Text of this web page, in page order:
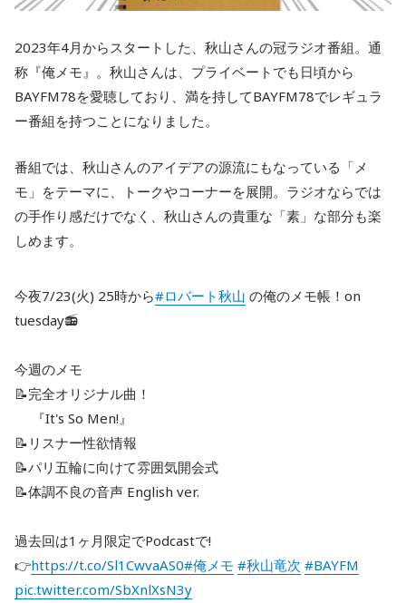
2023年4月からスタートした、秋山さんの冠ラジオ番組。通
称『俺メモ』。秋山さんは、プライベートでも日頃から
BAYFM78を愛聴しており、満を持してBAYFM78でレギュラ
ー番組を持つことになりました。
番組では、秋山さんのアイデアの源流にもなっている「メ
モ」をテーマに、トークやコーナーを展開。ラジオならでは
の手作り感だけでなく、秋山さんの貴重な「素」な部分も楽
しめます。
今夜7/23(火) 25時から#ロバート秋山 の俺のメモ帳！on
tuesday📻
今週のメモ
📝完全オリジナル曲！
『It's So Men!』
📝リスナー性欲情報
📝パリ五輪に向けて雰囲気開会式
📝体調不良の音声 English ver.
過去回は1ヶ月限定でPodcastで!
👉https://t.co/Sl1CwvaAS0#俺メモ #秋山竜次 #BAYFM
pic.twitter.com/SbXnlXsN3y